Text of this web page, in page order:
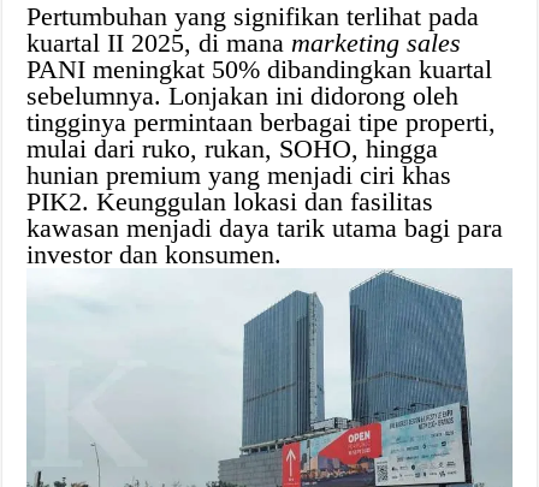
Pertumbuhan yang signifikan terlihat pada
kuartal II 2025, di manamarketing sales
PANI meningkat 50% dibandingkan kuartal
sebelumnya. Lonjakan ini didorong oleh
tingginya permintaan berbagai tipe properti,
mulai dari ruko, rukan, SOHO, hingga
hunian premium yang menjadi ciri khas
PIK2. Keunggulan lokasi dan fasilitas
kawasan menjadi daya tarik utama bagi para
investor dan konsumen.